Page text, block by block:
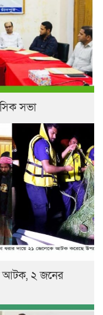
সভা
আটক, ২ জনের